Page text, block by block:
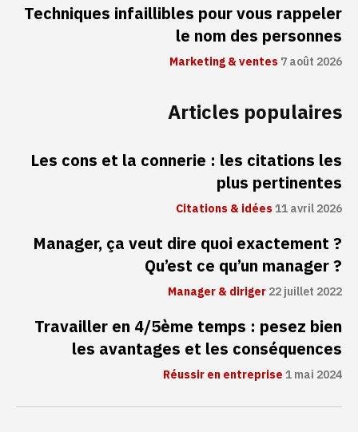
Techniques infaillibles pour vous rappeler
le nom des personnes
Marketing & ventes7 août 2026
Articles populaires
Les cons et la connerie : les citations les
plus pertinentes
Citations & idées11 avril 2026
Manager, ça veut dire quoi exactement ?
Qu’est ce qu’un manager ?
Manager & diriger22 juillet 2022
Travailler en 4/5ème temps : pesez bien
les avantages et les conséquences
Réussir en entreprise1 mai 2024